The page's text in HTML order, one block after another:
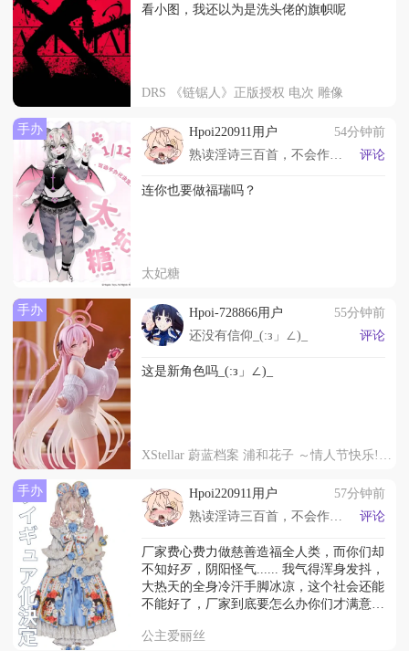
看小图，我还以为是洗头佬的旗帜呢
DRS 《链锯人》正版授权 电次 雕像
手办 Hpoi220911用户
54分钟前
熟读淫诗三百首，不会作诗也会淫。
评论
连你也要做福瑞吗？
太妃糖
手办 Hpoi-728866用户
55分钟前
还没有信仰_(:з」∠)_
评论
这是新角色吗_(:з」∠)_
手办 Hpoi220911用户
57分钟前
熟读淫诗三百首，不会作诗也会淫。
评论
厂家费心费力做慈善造福全人类，而你们却
不知好歹，阴阳怪气...... 我气得浑身发抖，
大热天的全身冷汗手脚冰凉，这个社会还能
不能好了，厂家到底要怎么办你们才满意，
着对厂家的压迫，厂家何时才能真正的站起
公主爱丽丝